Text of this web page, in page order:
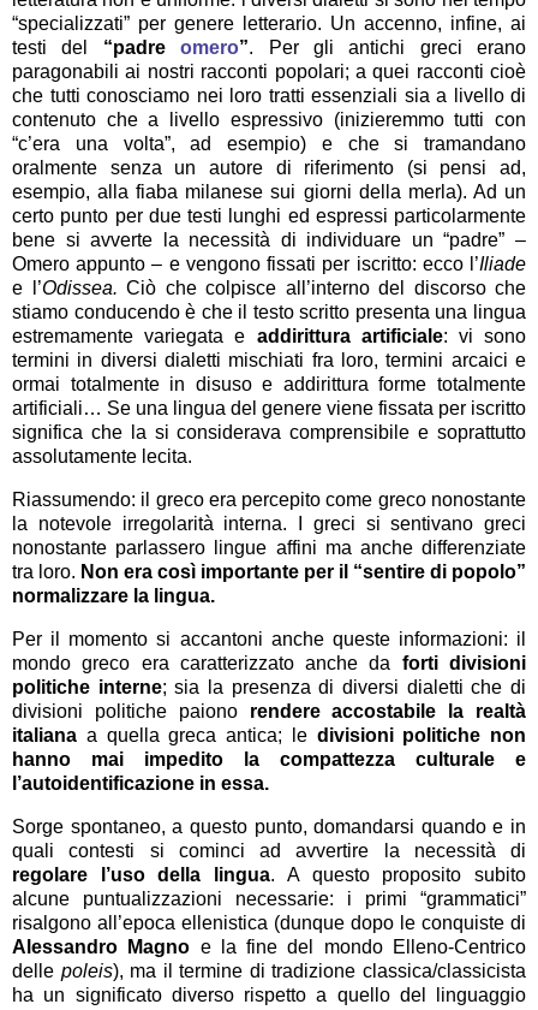
“specializzati” per genere letterario. Un accenno, infine, ai
testi del “padreomero”. Per gli antichi greci erano
paragonabili ai nostri racconti popolari; a quei racconti cioè
che tutti conosciamo nei loro tratti essenziali sia a livello di
contenuto che a livello espressivo (inizieremmo tutti con
“c’era una volta”, ad esempio) e che si tramandano
oralmente senza un autore di riferimento (si pensi ad,
esempio, alla fiaba milanese sui giorni della merla). Ad un
certo punto per due testi lunghi ed espressi particolarmente
bene si avverte la necessità di individuare un “padre” –
Omero appunto – e vengono fissati per iscritto: ecco l’Iliade
e l’Odissea. Ciò che colpisce all’interno del discorso che
stiamo conducendo è che il testo scritto presenta una lingua
estremamente variegata e addirittura artificiale: vi sono
termini in diversi dialetti mischiati fra loro, termini arcaici e
ormai totalmente in disuso e addirittura forme totalmente
artificiali… Se una lingua del genere viene fissata per iscritto
significa che la si considerava comprensibile e soprattutto
assolutamente lecita.
Riassumendo: il greco era percepito come greco nonostante
la notevole irregolarità interna. I greci si sentivano greci
nonostante parlassero lingue affini ma anche differenziate
tra loro. Non era così importante per il “sentire di popolo”
normalizzare la lingua.
Per il momento si accantoni anche queste informazioni: il
mondo greco era caratterizzato anche da forti divisioni
politiche interne; sia la presenza di diversi dialetti che di
divisioni politiche paiono rendere accostabile la realtà
italiana a quella greca antica; le divisioni politiche non
hanno mai impedito la compattezza culturale e
l’autoidentificazione in essa.
Sorge spontaneo, a questo punto, domandarsi quando e in
quali contesti si cominci ad avvertire la necessità di
regolare l’uso della lingua. A questo proposito subito
alcune puntualizzazioni necessarie: i primi “grammatici”
risalgono all’epoca ellenistica (dunque dopo le conquiste di
Alessandro Magno e la fine del mondo Elleno-Centrico
delle poleis), ma il termine di tradizione classica/classicista
ha un significato diverso rispetto a quello del linguaggio